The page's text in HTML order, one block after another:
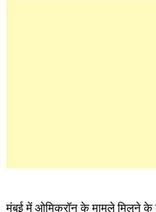
मुंबई में ओमिक्रॉन के मामले मिलने के